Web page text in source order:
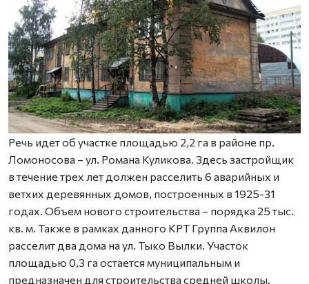
Речь идет об участке площадью 2,2 га в районе пр.
Ломоносова – ул. Романа Куликова. Здесь застройщик
в течение трех лет должен расселить 6 аварийных и
ветхих деревянных домов, построенных в 1925-31
годах. Объем нового строительства – порядка 25 тыс.
кв. м. Также в рамках данного КРТ Группа Аквилон
расселит два дома на ул. Тыко Вылки. Участок
площадью 0,3 га остается муниципальным и
предназначен для строительства средней школы.